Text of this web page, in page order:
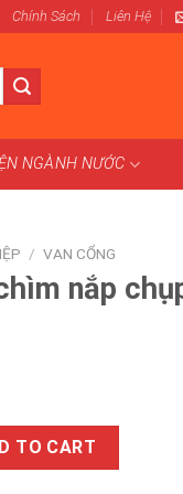
Chính Sách Liên Hệ
NGÀNH NƯỚC
/ VAN CỔNG
nắp
Shinyi DN50
TO CART